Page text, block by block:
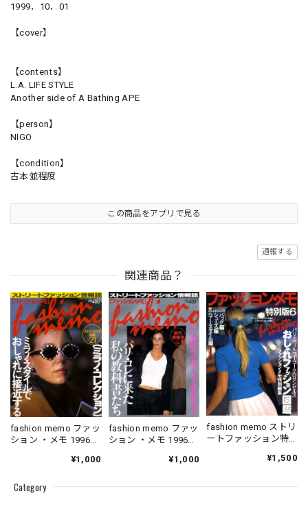
Category
1999．10．01
【cover】
【contents】
L.A. LIFE STYLE
Another side of A Bathing APE
【person】
NIGO
【condition】
古本並程度
この商品をアプリで見る
通報する
関連商品？
fashion memo ファッ
ション ・メモ 1996．
¥1,000
fashion memo ファッ
ション ・メモ 1996．
¥1,000
fashion memo ストリ
ートファッション特
¥1,500